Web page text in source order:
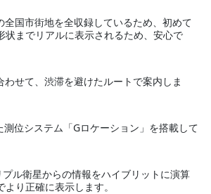
国市街地を全収録しているため、初めて
状までリアルに表示されるため、安心で
せて、渋滞を避けたルートで案内しま
位システム「Gロケーション」を搭載して
ル衛星からの情報をハイブリットに演算
り正確に表示します。